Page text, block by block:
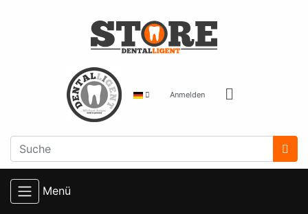
Anmelden
Menü